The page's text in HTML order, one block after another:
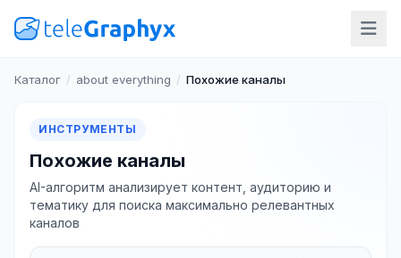
Каталог / about everything / Похожие каналы
ИНСТРУМЕНТЫ
Похожие каналы
AI-алгоритм анализирует контент, аудиторию и
тематику для поиска максимально релевантных
каналов